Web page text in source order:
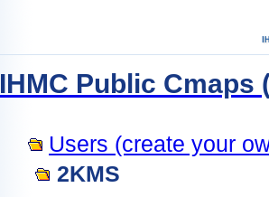
IHMC Public Cmaps
Users (create your
2KMS